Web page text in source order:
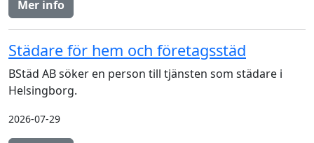
Mer info
Städare för hem och företagsstäd
BStäd AB söker en person till tjänsten som städare i
Helsingborg.
2026-07-29